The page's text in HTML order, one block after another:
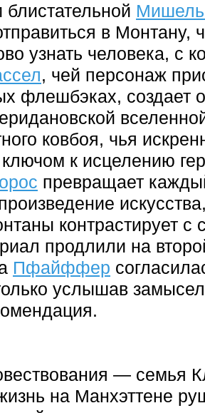
в Монтану,
узнать человека, с
, чей персонаж
флешбэках, создает
ковбоя, чья
ключом к исцелению
превращает
контрастирует с
продлили на
Пфайффер
услышав
— семья
на Манхэттене